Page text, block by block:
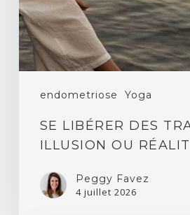
endometriose Yoga
réalité?
SE LIBÉRER DES
ILLUSION OU
Peggy Favez
4 juillet 2026